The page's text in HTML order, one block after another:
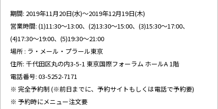
期間: 2019年11月20日(水)～2019年12月19日(木)
営業時間: (1)11:30～13:00、(2)13:30～15:00、(3)15:30～17:00、
(4)17:30～19:00、(5)19:30～21:00
場所 : ラ・メール・プラール東京
住所: 千代田区丸の内3-5-1 東京国際フォーラム ホールA 1階
電話番号: 03-5252-7171
※ 完全予約制 (※前日までに、予約サイトもしくは電話で予約要)
※ 予約時にメニュー注文要